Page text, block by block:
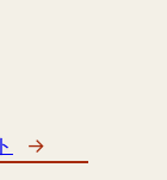
→